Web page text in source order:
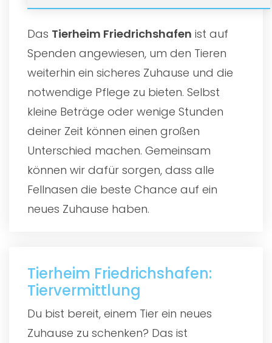
Das Tierheim Friedrichshafen ist auf
Spenden angewiesen, um den Tieren
weiterhin ein sicheres Zuhause und die
notwendige Pflege zu bieten. Selbst
kleine Beträge oder wenige Stunden
deiner Zeit können einen großen
Unterschied machen. Gemeinsam
können wir dafür sorgen, dass alle
Fellnasen die beste Chance auf ein
neues Zuhause haben.
Tierheim Friedrichshafen:
Tiervermittlung
Du bist bereit, einem Tier ein neues
Zuhause zu schenken? Das ist